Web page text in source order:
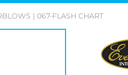
| 067-FLASH CHART